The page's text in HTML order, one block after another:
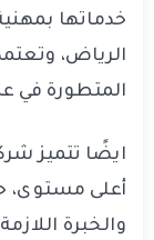
خدماتها
الرياض،
المتطورة في
ايضًا تتميز
أعلى مستوى،
والخبرة